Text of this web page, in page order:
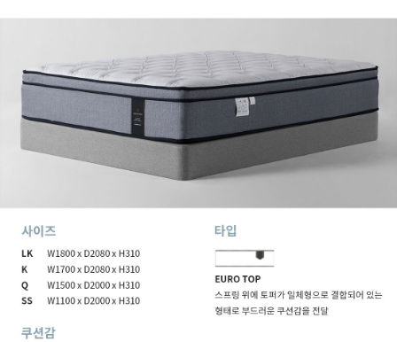
페이코 ID로 페이코 라
PAYCO 바로구매